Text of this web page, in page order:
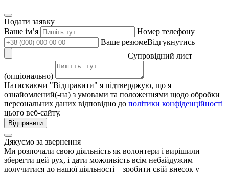
Подати заявку
Ваше імʼя
Номер телефону
Ваше резюмеВідгукнутись
Супровідний лист
(опціонально)
Натискаючи "Відправити" я підтверджую, що я
ознайомлений(-на) з умовами та положеннями щодо обробки
персональних даних відповідно до політики конфіденційності
цього веб-сайту.
Відправити
Дякуємо за звернення
Ми розпочали свою діяльність як волонтери і вирішили
зберегти цей рух, і дати можливість всім небайдужим
долучитися до нашої діяльності – зробити свій внесок у